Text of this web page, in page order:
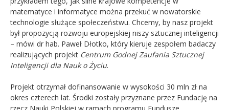
matematyce i informatyce można przekuć w nowatorskie
technologie służące społeczeństwu. Chcemy, by nasz projekt
był propozycją rozwoju europejskiej niszy sztucznej inteligencji
– mówi dr hab. Paweł Dłotko, który kieruje zespołem badaczy
realizujących projekt Centrum Godnej Zaufania Sztucznej
Inteligencji dla Nauk o Życiu.
Projekt otrzymał dofinansowanie w wysokości 30 mln zł na
okres czterech lat. Środki zostały przyznane przez Fundację na